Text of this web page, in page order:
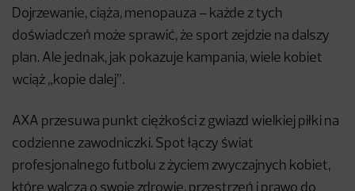
Dojrzewanie, ciąża, menopauza – każde z tych
doświadczeń może sprawić, że sport zejdzie na dalszy
plan. Ale jednak, jak pokazuje kampania, wiele kobiet
wciąż „kopie dalej”.
AXA przesuwa punkt ciężkości z gwiazd wielkiej piłki na
codzienne zawodniczki. Spot łączy świat
profesjonalnego futbolu z życiem zwyczajnych kobiet,